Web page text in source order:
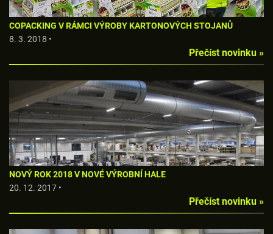
COPACKING V RÁMCI VÝROBY KARTONOVÝCH STOJANŮ
8. 3. 2018 •
Přečíst novinku »
NOVÝ ROK 2018 V NOVÉ VÝROBNÍ HALE
20. 12. 2017 •
Přečíst novinku »